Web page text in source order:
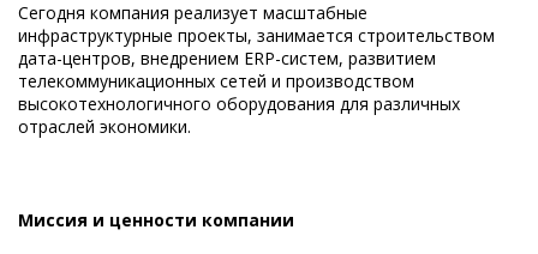
Сегодня компания реализует масштабные
инфраструктурные проекты, занимается строительством
дата-центров, внедрением ERP-систем, развитием
телекоммуникационных сетей и производством
высокотехнологичного оборудования для различных
отраслей экономики.
Миссия и ценности компании